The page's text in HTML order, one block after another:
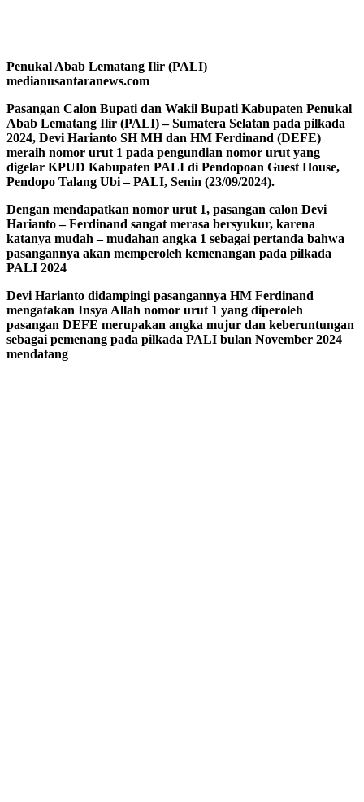
Penukal Abab Lematang Ilir (PALI)
medianusantaranews.com
Pasangan Calon Bupati dan Wakil Bupati Kabupaten Penukal
Abab Lematang Ilir (PALI) – Sumatera Selatan pada pilkada
2024, Devi Harianto SH MH dan HM Ferdinand (DEFE)
meraih nomor urut 1 pada pengundian nomor urut yang
digelar KPUD Kabupaten PALI di Pendopoan Guest House,
Pendopo Talang Ubi – PALI, Senin (23/09/2024).
Dengan mendapatkan nomor urut 1, pasangan calon Devi
Harianto – Ferdinand sangat merasa bersyukur, karena
katanya mudah – mudahan angka 1 sebagai pertanda bahwa
pasangannya akan memperoleh kemenangan pada pilkada
PALI 2024
Devi Harianto didampingi pasangannya HM Ferdinand
mengatakan Insya Allah nomor urut 1 yang diperoleh
pasangan DEFE merupakan angka mujur dan keberuntungan
sebagai pemenang pada pilkada PALI bulan November 2024
mendatang